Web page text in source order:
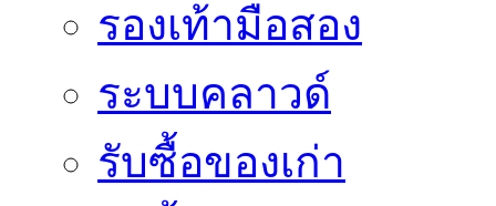
รองเท้ามือสอง
ระบบคลาวด์
รับซื้อของเก่า